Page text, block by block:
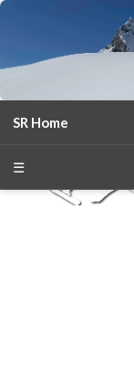
SR Home
☰